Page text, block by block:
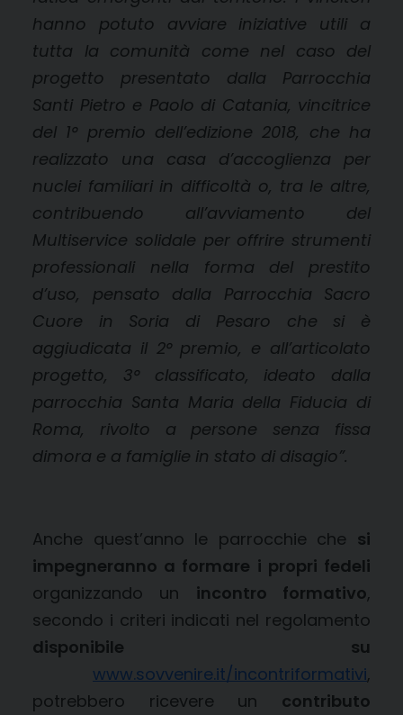
hanno potuto avviare iniziative utili a
tutta la comunità come nel caso del
progetto presentato dalla Parrocchia
Santi Pietro e Paolo di Catania, vincitrice
del 1° premio dell’edizione 2018, che ha
realizzato una casa d’accoglienza per
nuclei familiari in difficoltà o, tra le altre,
contribuendo all’avviamento del
Multiservice solidale per offrire strumenti
professionali nella forma del prestito
d’uso, pensato dalla Parrocchia Sacro
Cuore in Soria di Pesaro che si è
aggiudicata il 2° premio, e all’articolato
progetto, 3° classificato, ideato dalla
parrocchia Santa Maria della Fiducia di
Roma, rivolto a persone senza fissa
dimora e a famiglie in stato di disagio”.
Anche quest’anno le parrocchie che si
impegneranno a formare i propri fedeli
organizzando un incontro formativo,
secondo i criteri indicati nel regolamento
disponibile su
www.sovvenire.it/incontriformativi,
potrebbero ricevere un contributo